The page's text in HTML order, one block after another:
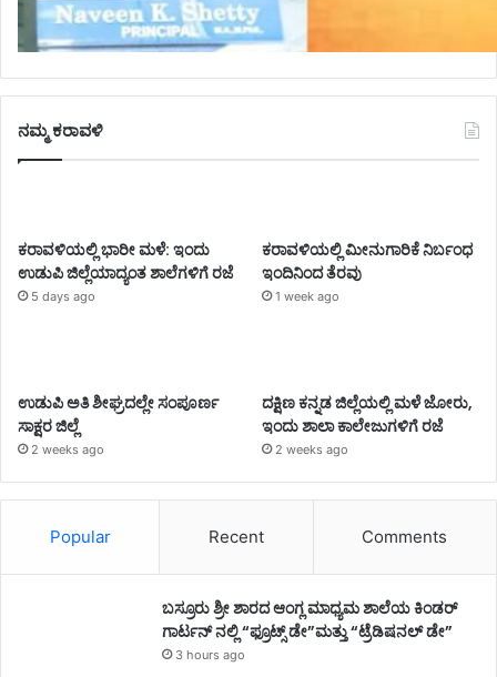
ನಮ್ಮ ಕರಾವಳಿ
ಕರಾವಳಿಯಲ್ಲಿ ಭಾರೀ ಮಳೆ: ಇಂದು
ಉಡುಪಿ ಜಿಲ್ಲೆಯಾದ್ಯಂತ ಶಾಲೆಗಳಿಗೆ ರಜೆ
5 days ago
ಕರಾವಳಿಯಲ್ಲಿ ಮೀನುಗಾರಿಕೆ ನಿರ್ಬಂಧ
ಇಂದಿನಿಂದ ತೆರವು
1 week ago
ಉಡುಪಿ ಅತಿ ಶೀಘ್ರದಲ್ಲೇ ಸಂಪೂರ್ಣ
ಸಾಕ್ಷರ ಜಿಲ್ಲೆ
2 weeks ago
ದಕ್ಷಿಣ ಕನ್ನಡ ಜಿಲ್ಲೆಯಲ್ಲಿ ಮಳೆ ಜೋರು,
ಇಂದು ಶಾಲಾ ಕಾಲೇಜುಗಳಿಗೆ ರಜೆ
2 weeks ago
Popular Recent Comments
ಬಸ್ರೂರು ಶ್ರೀ ಶಾರದ ಆಂಗ್ಲ ಮಾಧ್ಯಮ ಶಾಲೆಯ ಕಿಂಡರ್
ಗಾರ್ಟನ್ ನಲ್ಲಿ “ಫ್ರೂಟ್ಸ್ ಡೇ”ಮತ್ತು “ಟ್ರೆಡಿಷನಲ್ ಡೇ”
3 hours ago